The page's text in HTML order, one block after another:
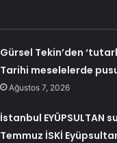
Gürsel Tekin’den
Tarihi meselelerde
Ağustos 7, 2026
İstanbul EYÜPSULTAN
Temmuz İSKİ